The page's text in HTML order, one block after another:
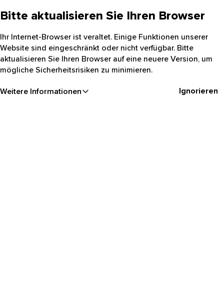
Bitte aktualisieren Sie Ihren Browser
Ihr Internet-Browser ist veraltet. Einige Funktionen unserer
Website sind eingeschränkt oder nicht verfügbar. Bitte
aktualisieren Sie Ihren Browser auf eine neuere Version, um
mögliche Sicherheitsrisiken zu minimieren.
Weitere Informationen Ignorieren